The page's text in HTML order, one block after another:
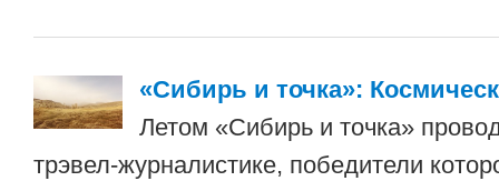
«Сибирь и точка»:
Летом «Сибирь и точка»
трэвел-журналистике, победители